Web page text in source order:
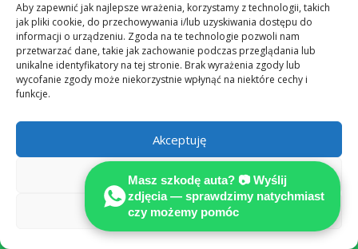
Aby zapewnić jak najlepsze wrażenia, korzystamy z technologii, takich
jak pliki cookie, do przechowywania i/lub uzyskiwania dostępu do
informacji o urządzeniu. Zgoda na te technologie pozwoli nam
przetwarzać dane, takie jak zachowanie podczas przeglądania lub
unikalne identyfikatory na tej stronie. Brak wyrażenia zgody lub
wycofanie zgody może niekorzystnie wpłynąć na niektóre cechy i
funkcje.
Akceptuję
Odmów
Zobacz preferencje
Rzeczoznawcy sieci MOTOEXPERT
specjalizują się w opiniowaniu i
niezależnym kosztorysowaniu szkód
powypadkowych, jakie powstają wskutek
niezawinionych, zagranicznych zdarzeń
drogowych
Stowarzyszenie Międzynarodowych
Rzeczoznawców Techniki Samochodowej

Masz szkodę auta? 📷 Wyślij
zdjęcia — sprawdzimy natychmiast
czy możemy pomóc